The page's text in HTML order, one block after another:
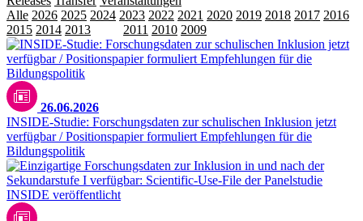
Alle 2026 2025 2024 2023 2022 2021 2020 2019 2018 2017 2016
2015 2014 2013 2011 2010 2009
26.06.2026
INSIDE-Studie: Forschungsdaten zur schulischen Inklusion jetzt
verfügbar / Positionspapier formuliert Empfehlungen für die
Bildungspolitik